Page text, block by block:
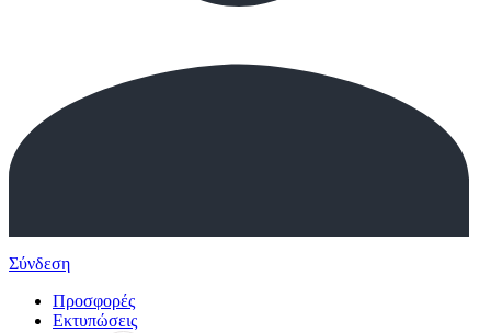
Σύνδεση
Προσφορές
Εκτυπώσεις